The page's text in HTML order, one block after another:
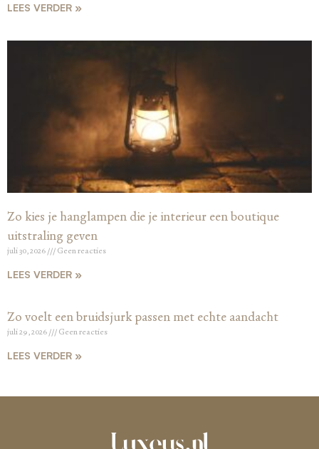
LEES VERDER »
Zo kies je hanglampen die je interieur een boutique
uitstraling geven
juli 30, 2026 Geen reacties
LEES VERDER »
Zo voelt een bruidsjurk passen met echte aandacht
juli 29, 2026 Geen reacties
LEES VERDER »